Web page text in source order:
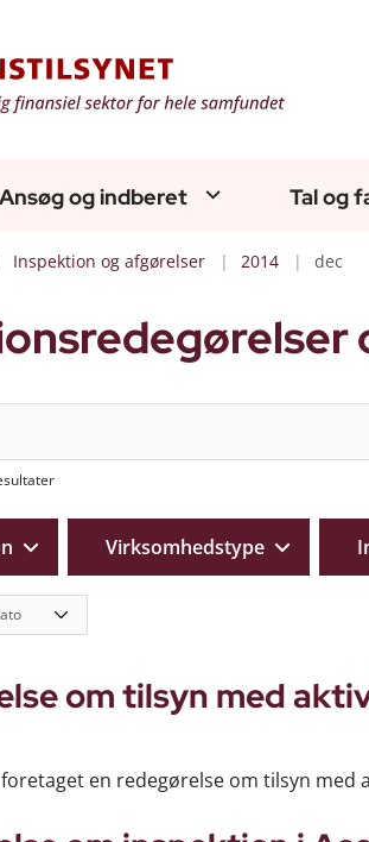
Ansøg og indberet Tal og
Inspektion og afgørelser 2014 dec
Virksomhedstype
om tilsyn med
en redegørelse om tilsyn med